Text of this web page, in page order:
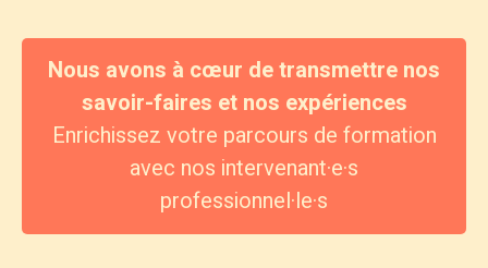
Nous avons à cœur de transmettre nos
savoir-faires et nos expériences
Enrichissez votre parcours de formation
avec nos intervenant·e·s
professionnel·le·s